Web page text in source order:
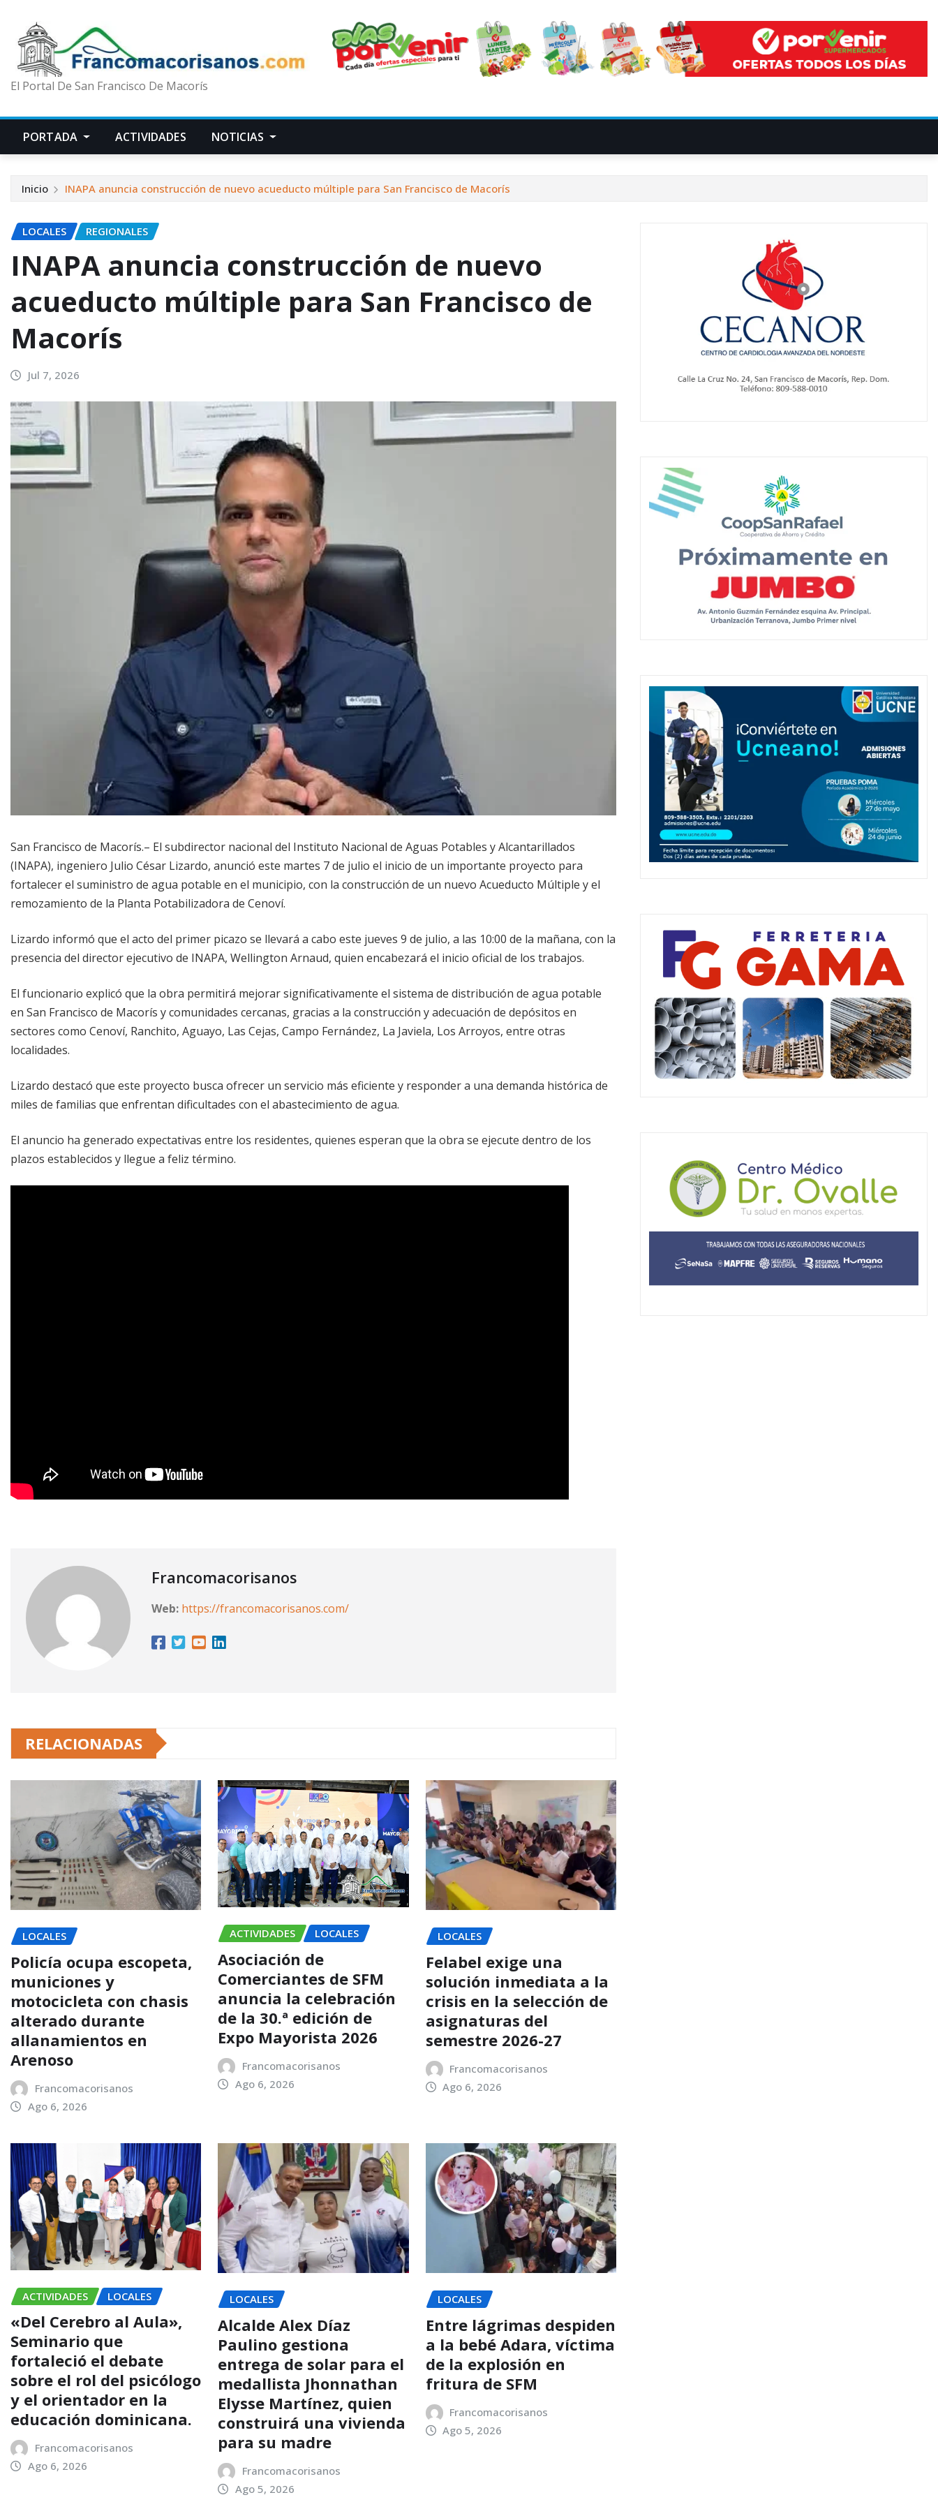
El Portal De San Francisco De Macorís
PORTADA ACTIVIDADES NOTICIAS
Inicio INAPA anuncia construcción de nuevo acueducto múltiple para San Francisco de Macorís
LOCALES REGIONALES
INAPA anuncia construcción de nuevo
acueducto múltiple para San Francisco de
Macorís
Jul 7, 2026
San Francisco de Macorís.– El subdirector nacional del Instituto Nacional de Aguas Potables y Alcantarillados
(INAPA), ingeniero Julio César Lizardo, anunció este martes 7 de julio el inicio de un importante proyecto para
fortalecer el suministro de agua potable en el municipio, con la construcción de un nuevo Acueducto Múltiple y el
remozamiento de la Planta Potabilizadora de Cenoví.
Lizardo informó que el acto del primer picazo se llevará a cabo este jueves 9 de julio, a las 10:00 de la mañana, con la
presencia del director ejecutivo de INAPA, Wellington Arnaud, quien encabezará el inicio oficial de los trabajos.
El funcionario explicó que la obra permitirá mejorar significativamente el sistema de distribución de agua potable
en San Francisco de Macorís y comunidades cercanas, gracias a la construcción y adecuación de depósitos en
sectores como Cenoví, Ranchito, Aguayo, Las Cejas, Campo Fernández, La Javiela, Los Arroyos, entre otras
localidades.
Lizardo destacó que este proyecto busca ofrecer un servicio más eficiente y responder a una demanda histórica de
miles de familias que enfrentan dificultades con el abastecimiento de agua.
El anuncio ha generado expectativas entre los residentes, quienes esperan que la obra se ejecute dentro de los
plazos establecidos y llegue a feliz término.
Francomacorisanos
Web: https://francomacorisanos.com/
RELACIONADAS
LOCALES
Policía ocupa escopeta,
municiones y
motocicleta con chasis
alterado durante
allanamientos en
Arenoso
Francomacorisanos
Ago 6, 2026
ACTIVIDADES LOCALES
Asociación de
Comerciantes de SFM
anuncia la celebración
de la 30.ª edición de
Expo Mayorista 2026
Francomacorisanos
Ago 6, 2026
LOCALES
Felabel exige una
solución inmediata a la
crisis en la selección de
asignaturas del
semestre 2026-27
Francomacorisanos
Ago 6, 2026
ACTIVIDADES LOCALES
«Del Cerebro al Aula»,
Seminario que
fortaleció el debate
sobre el rol del psicólogo
y el orientador en la
educación dominicana.
Francomacorisanos
Ago 6, 2026
LOCALES
Alcalde Alex Díaz
Paulino gestiona
entrega de solar para el
medallista Jhonnathan
Elysse Martínez, quien
construirá una vivienda
para su madre
Francomacorisanos
Ago 5, 2026
LOCALES
Entre lágrimas despiden
a la bebé Adara, víctima
de la explosión en
fritura de SFM
Francomacorisanos
Ago 5, 2026